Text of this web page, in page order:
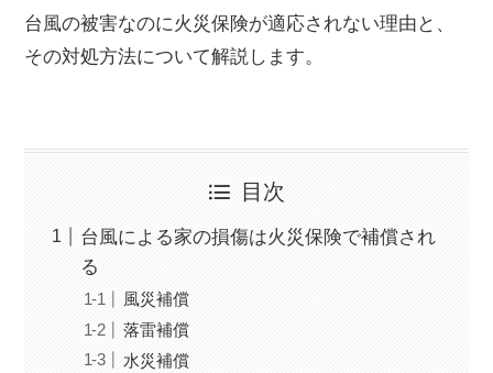
台風の被害なのに火災保険が適応されない理由と、
その対処方法について解説します。
目次
台風による家の損傷は火災保険で補償され
る
風災補償
落雷補償
水災補償